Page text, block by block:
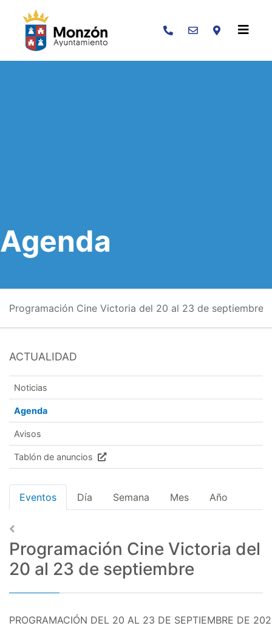
Buscar
Agenda
Programación Cine Victoria del 20 al 23 de septiembre
ACTUALIDAD
Noticias
Agenda
Avisos
Tablón de anuncios
Eventos Día Semana Mes Año
Programación Cine Victoria del
20 al 23 de septiembre
PROGRAMACIÓN DEL 20 AL 23 DE SEPTIEMBRE DE